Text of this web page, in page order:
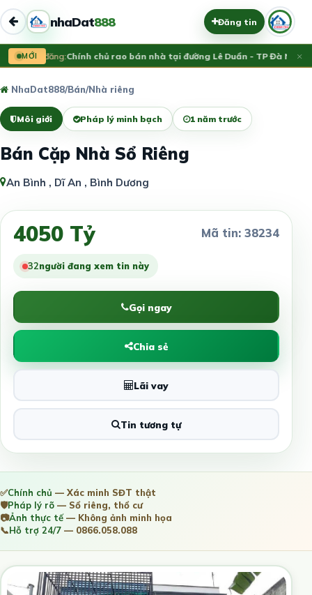
nhaDat888 Đăng tin
MỚI
Vừa đăng:Chính chủ rao bán nhà tại đường Lê Duẩn - TP Đà Nẵng;
×
NhaDat888/Bán/Nhà riêng
Môi giới Pháp lý minh bạch 1 năm trước
Bán Cặp Nhà Sổ Riêng
An Bình , Dĩ An , Bình Dương
4050 Tỷ Mã tin: 38234
32người đang xem tin này
Gọi ngay
Chia sẻ
Lãi vay
Tin tương tự
✅Chính chủ — Xác minh SĐT thật
🛡️Pháp lý rõ — Sổ riêng, thổ cư
📷Ảnh thực tế— Không ảnh minh họa
📞Hỗ trợ 24/7 — 0866.058.088